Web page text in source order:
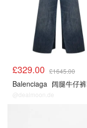
£329.00 £1645.00
Balenciaga 阔腿牛仔裤
@dealmoon.de